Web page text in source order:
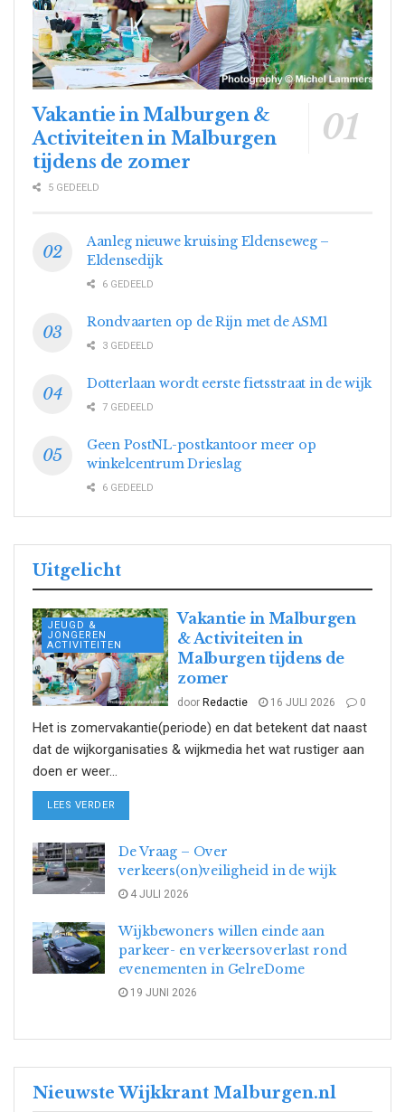
Vakantie in Malburgen &
Activiteiten in Malburgen
tijdens de zomer
5 GEDEELD
Aanleg nieuwe kruising Eldenseweg –
Eldensedijk
6 GEDEELD
Rondvaarten op de Rijn met de ASM1
3 GEDEELD
Dotterlaan wordt eerste fietsstraat in de wijk
7 GEDEELD
Geen PostNL-postkantoor meer op
winkelcentrum Drieslag
6 GEDEELD
Uitgelicht
JEUGD &
JONGEREN
ACTIVITEITEN
Vakantie in Malburgen
& Activiteiten in
Malburgen tijdens de
zomer
door Redactie 16 JULI 2026 0
Het is zomervakantie(periode) en dat betekent dat naast
dat de wijkorganisaties & wijkmedia het wat rustiger aan
doen er weer...
LEES VERDER
De Vraag – Over
verkeers(on)veiligheid in de wijk
4 JULI 2026
Wijkbewoners willen einde aan
parkeer- en verkeersoverlast rond
evenementen in GelreDome
19 JUNI 2026
Nieuwste Wijkkrant Malburgen.nl